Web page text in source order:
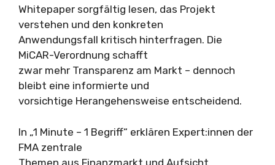
Whitepaper sorgfältig lesen, das Projekt
verstehen und den konkreten
Anwendungsfall kritisch hinterfragen. Die
MiCAR-Verordnung schafft
zwar mehr Transparenz am Markt – dennoch
bleibt eine informierte und
vorsichtige Herangehensweise entscheidend.
In „1 Minute – 1 Begriff“ erklären Expert:innen der
FMA zentrale
Themen aus Finanzmarkt und Aufsicht